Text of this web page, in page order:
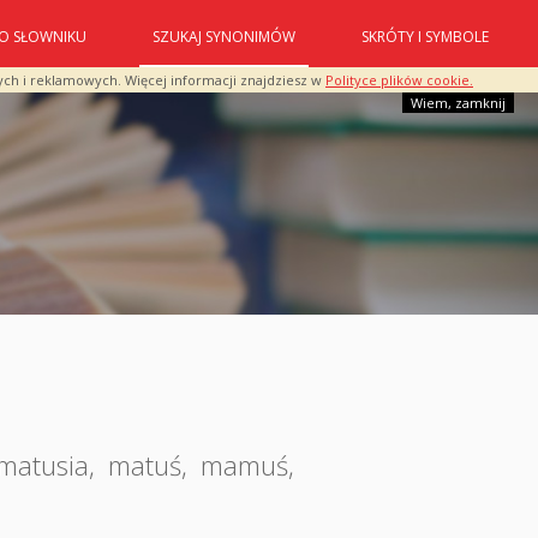
i reklamowych. Więcej informacji znajdziesz w Polityce plików cookie.
Wiem, zamknij
O SŁOWNIKU SZUKAJ SYNONIMÓW SKRÓTY I SYMBOLE
, matuś, mamuś,